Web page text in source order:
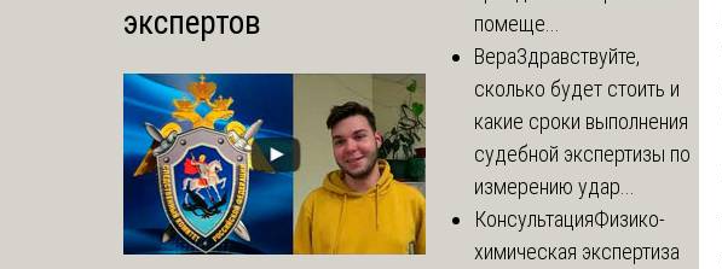
экспертов
помеще...
ВераЗдравствуйте,
сколько будет стоить и
какие сроки выполнения
судебной экспертизы по
измерению удар...
КонсультацияФизико-
химическая экспертиза